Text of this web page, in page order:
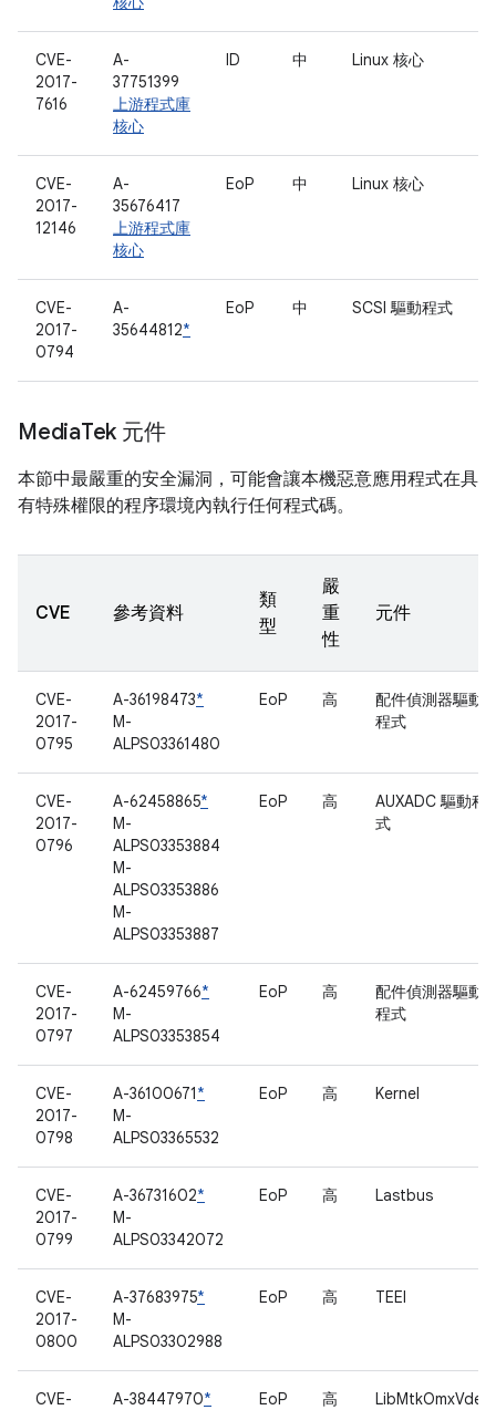
CVE-
2017-
7616
A-
37751399
上游程式庫
核心
ID 中 Linux 核心
CVE-
2017-
12146
A-
35676417
上游程式庫
核心
EoP 中 Linux 核心
CVE-
2017-
0794
A-
35644812*
EoP 中 SCSI 驅動程式
MediaTek 元件
本節中最嚴重的安全漏洞，可能會讓本機惡意應用程式在具
有特殊權限的程序環境內執行任何程式碼。
CVE 參考資料
類
型
嚴
重
性
元件
CVE-
2017-
0795
A-36198473*
M-
ALPS03361480
EoP 高
配件偵測器驅動
程式
CVE-
2017-
0796
A-62458865*
M-
ALPS03353884
M-
ALPS03353886
M-
ALPS03353887
EoP 高
AUXADC 驅動程
式
CVE-
2017-
0797
A-62459766*
M-
ALPS03353854
EoP 高
配件偵測器驅動
程式
CVE-
2017-
0798
A-36100671*
M-
ALPS03365532
EoP 高 Kernel
CVE-
2017-
0799
A-36731602*
M-
ALPS03342072
EoP 高 Lastbus
CVE-
2017-
0800
A-37683975*
M-
ALPS03302988
EoP 高 TEEI
CVE-
A-38447970*
EoP 高 LibMtkOmxVdec